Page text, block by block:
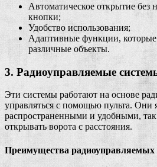
Автоматическое открытие без
кнопки;
Удобство использования;
Адаптивные функции, которые
различные объекты.
3. Радиоуправляемые
Эти системы работают на основе
управляться с помощью пульта. Они
распространенными и удобными,
открывать ворота с расстояния.
Преимущества радиоуправляемых